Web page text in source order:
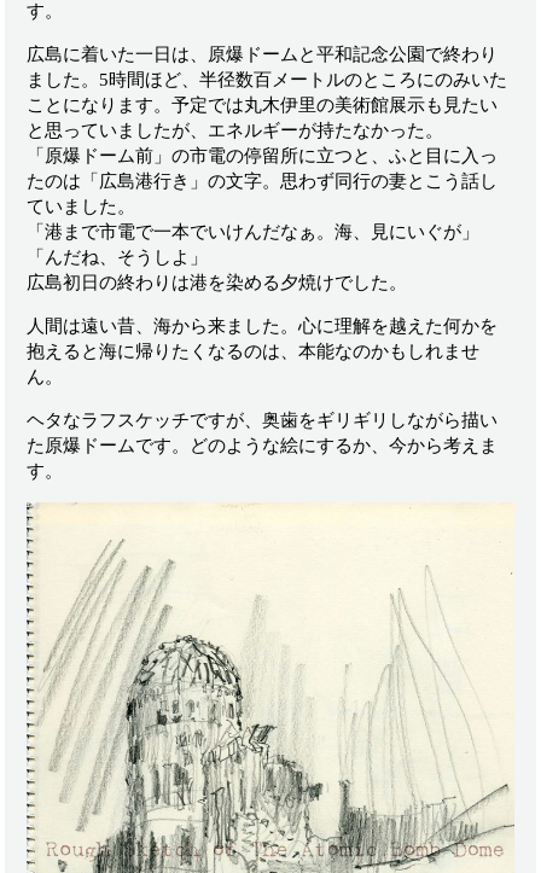
す。
広島に着いた一日は、原爆ドームと平和記念公園で終わり
ました。5時間ほど、半径数百メートルのところにのみいた
ことになります。予定では丸木伊里の美術館展示も見たい
と思っていましたが、エネルギーが持たなかった。
「原爆ドーム前」の市電の停留所に立つと、ふと目に入っ
たのは「広島港行き」の文字。思わず同行の妻とこう話し
ていました。
「港まで市電で一本でいけんだなぁ。海、見にいぐが」
「んだね、そうしよ」
広島初日の終わりは港を染める夕焼けでした。
人間は遠い昔、海から来ました。心に理解を越えた何かを
抱えると海に帰りたくなるのは、本能なのかもしれませ
ん。
ヘタなラフスケッチですが、奥歯をギリギリしながら描い
た原爆ドームです。どのような絵にするか、今から考えま
す。